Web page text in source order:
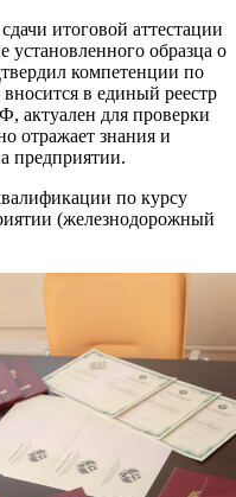
итоговой аттестации
установленного образца о
компетенции по
в единый реестр
актуален для проверки
отражает знания и
предприятии.
по курсу
(железнодорожный